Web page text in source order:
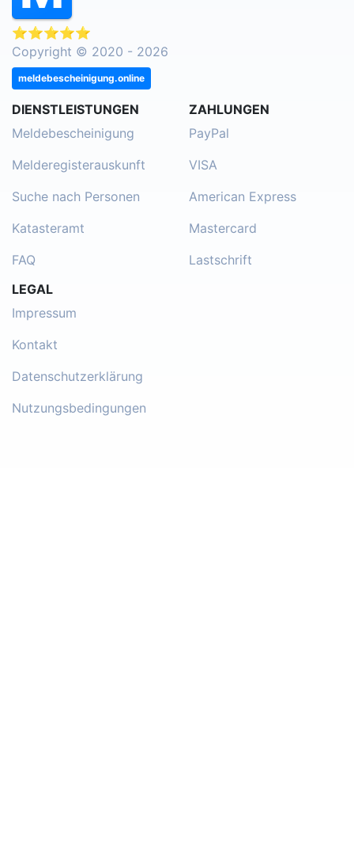
⭐⭐⭐⭐⭐
Copyright © 2020 - 2026
meldebescheinigung.online
DIENSTLEISTUNGEN
Meldebescheinigung
Melderegisterauskunft
Suche nach Personen
Katasteramt
FAQ
ZAHLUNGEN
PayPal
VISA
American Express
Mastercard
Lastschrift
LEGAL
Impressum
Kontakt
Datenschutzerklärung
Nutzungsbedingungen